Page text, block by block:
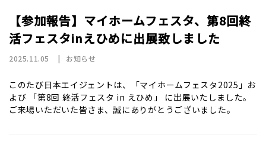
【参加報告】マイホームフェスタ、第8回終
活フェスタinえひめに出展致しました
2025.11.05 お知らせ
このたび日本エイジェントは、「マイホームフェスタ2025」お
よび 「第8回 終活フェスタ in えひめ」 に出展いたしました。
ご来場いただいた皆さま、誠にありがとうございました。